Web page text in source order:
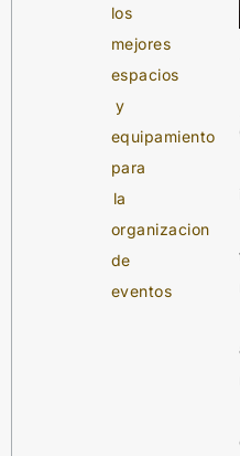
los
mejores
espacios
y
equipamiento
para
la
organizacion
de
eventos